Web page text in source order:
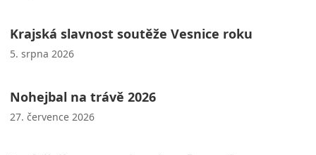
Krajská slavnost soutěže Vesnice roku
5. srpna 2026
Nohejbal na trávě 2026
27. července 2026